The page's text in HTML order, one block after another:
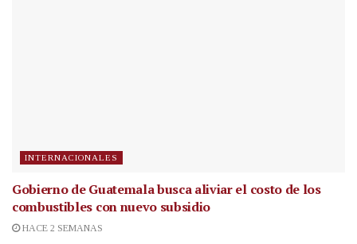
INTERNACIONALES
Gobierno de Guatemala busca aliviar el costo de los
combustibles con nuevo subsidio
HACE 2 SEMANAS